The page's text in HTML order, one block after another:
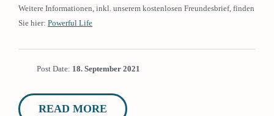
Weitere Informationen, inkl. unserem kostenlosen Freundesbrief, finden
Sie hier: Powerful Life
Post Date: 18. September 2021
READ MORE